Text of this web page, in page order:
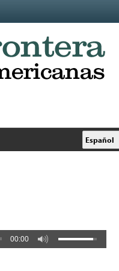
Español
00:00